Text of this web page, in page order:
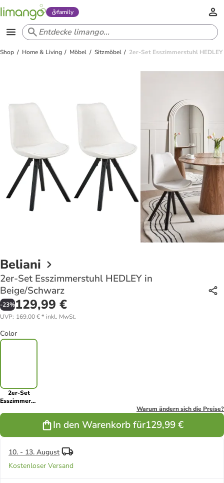
family
Shop Home & Living Möbel Sitzmöbel 2er-Set Esszimmerstuhl
Beliani
2er-Set Esszimmerstuhl HEDLEY in
Beige/Schwarz
-23%129,99 €
UVP: 169,00 €* inkl. MwSt.
Color
2er-Set
Esszimmerstuhl
Beige/Schwarz
Warum ändern sich die Preise?
In den Warenkorb für129,99 €
10. - 13. August
Kostenloser Versand